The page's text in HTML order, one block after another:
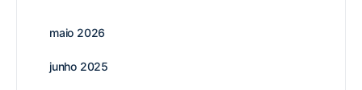
maio 2026
junho 2025